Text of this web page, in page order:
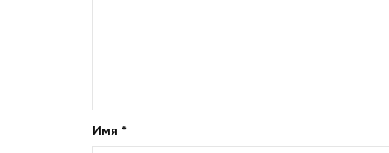
Имя *